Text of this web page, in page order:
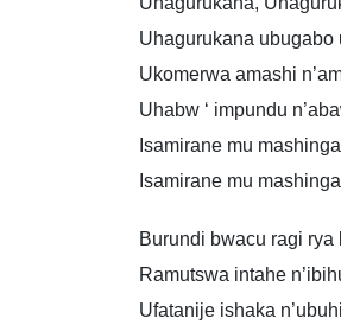
Uhagurukana ubugabo
Ukomerwa amashi
Uhabw ‘ impundu
Isamirane mu
Isamirane mu
Burundi bwacu ragi rya
Ramutswa intahe
Ufatanije ishaka